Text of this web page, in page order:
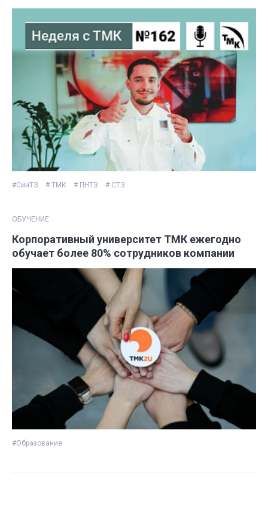
#СинТЗ # ТМК # ПНТЗ # СТЗ
ОБУЧЕНИЕ
Корпоративный университет ТМК ежегодно
обучает более 80% сотрудников компании
#Образование